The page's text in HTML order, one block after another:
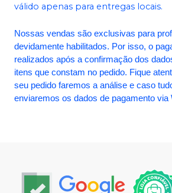
válido apenas para entregas locais.
Nossas vendas são exclusivas para
devidamente habilitados. Por isso, o
realizados após a confirmação dos
itens que constam no pedido. Fique
seu pedido faremos a análise e caso
enviaremos os dados de pagamento via